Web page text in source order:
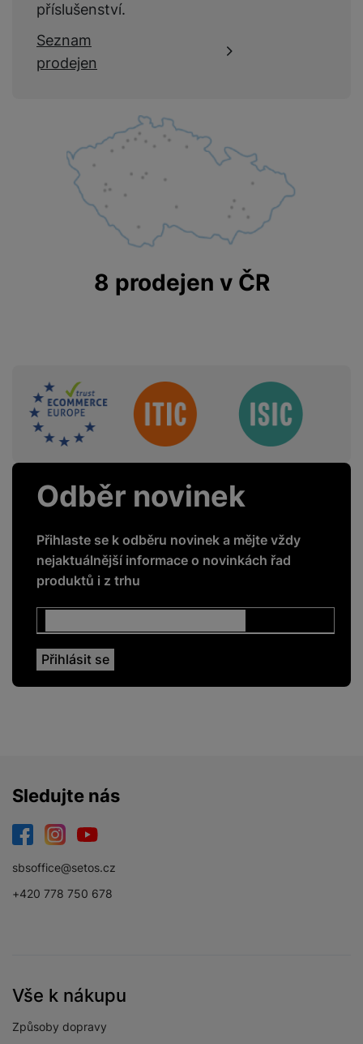
příslušenství.
Seznam
prodejen
8 prodejen v ČR
Sdružení
Odběr novinek
Přihlaste se k odběru novinek a mějte vždy
nejaktuálnější informace o novinkách řad
produktů i z trhu
Sledujte nás
sbsoffice@setos.cz
+420 778 750 678
Vše k nákupu
Způsoby dopravy